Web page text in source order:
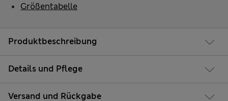
Produktbeschreibung
Details und Pflege
Versand und Rückgabe
Größentabelle